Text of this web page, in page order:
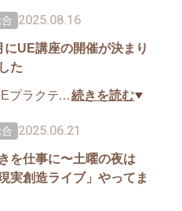
の《鍵》をお伝えします
、7月に開催して大好評を
の鍵＝【五次元オーダ
たを苦しめてきた旧シス
座日程
：8/27(水)
：9/10(水)
：9/24(水)
催時刻：9〜12時
回予習動画(60〜90分ほど)
2025.08.16
にUE講座の開催が決まり
た
プラクティショナーセミ
8/23(土)、day2 8/30(土) 1
17時(*)
お昼休み1時間あり
…続きを読む
2025.06.21
を仕事に〜土曜の夜は
現実創造ライブ」やってま